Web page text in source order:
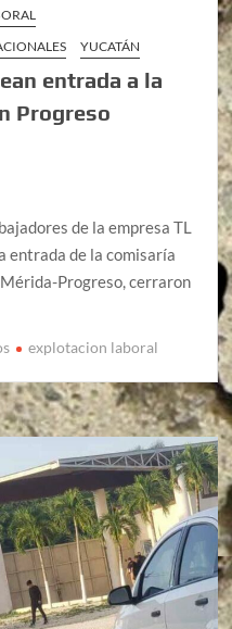
YUCATÁN
entrada a la
Progreso
de la empresa TL
entrada de la comisaría
Progreso, cerraron
explotacion laboral